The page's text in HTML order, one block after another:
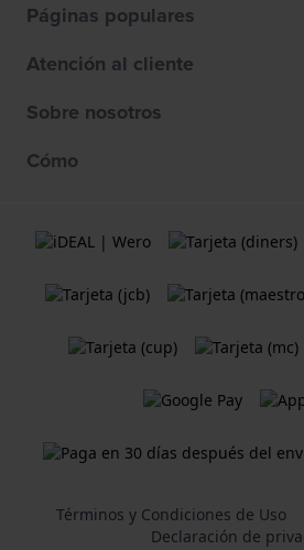
Páginas populares
Atención al cliente
Sobre nosotros
Cómo
Términos y Condiciones de Uso
Declaración de